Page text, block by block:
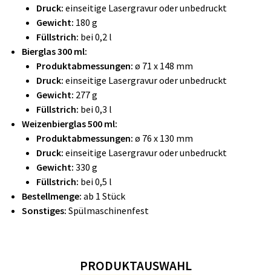
Druck: einseitige Lasergravur oder unbedruckt
Gewicht: 180 g
Füllstrich: bei0,2 l
Bierglas 300 ml:
Produktabmessungen: ø 71 x 148 mm
Druck: einseitige Lasergravur oder unbedruckt
Gewicht: 277 g
Füllstrich: bei0,3 l
Weizenbierglas 500 ml:
Produktabmessungen: ø 76 x 130 mm
Druck: einseitige Lasergravur oder unbedruckt
Gewicht: 330 g
Füllstrich: bei0,5 l
Bestellmenge: ab 1 Stück
Sonstiges: Spülmaschinenfest
PRODUKTAUSWAHL